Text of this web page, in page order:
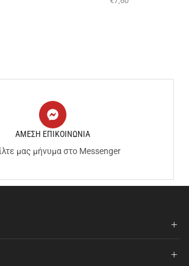
ΑΜΕΣΗ ΕΠΙΚΟΙΝΩΝΙΑ
μας μήνυμα στο Messenger